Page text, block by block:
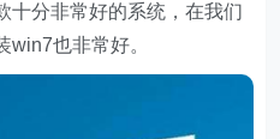
十分非常好的系统，在我们
也非常好。